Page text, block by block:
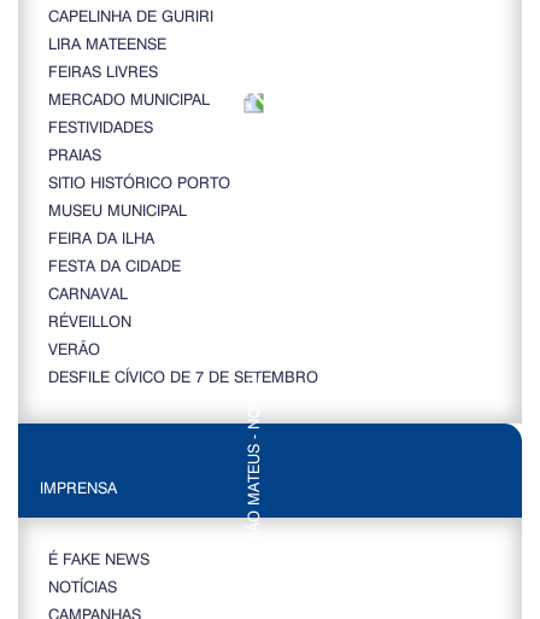
CAPELINHA DE GURIRI
LIRA MATEENSE
FEIRAS LIVRES
MERCADO MUNICIPAL
FESTIVIDADES
PRAIAS
SITIO HISTÓRICO PORTO
MUSEU MUNICIPAL
FEIRA DA ILHA
FESTA DA CIDADE
CARNAVAL
RÉVEILLON
VERÃO
DESFILE CÍVICO DE 7 DE SETEMBRO
IMPRENSA
É FAKE NEWS
NOTÍCIAS
CAMPANHAS